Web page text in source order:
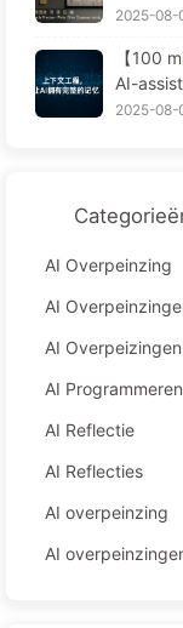
ilteren,
2025-08-
【100
AI-
2025-08-
AI Overpeinzing
AI
AI Overpeizingen
AI Programmeren
AI Reflectie
AI Reflecties
AI overpeinzing
AI